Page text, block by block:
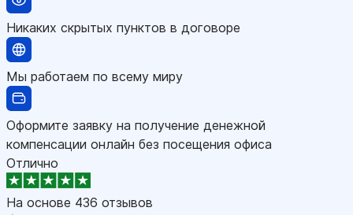
Никаких скрытых пунктов в договоре
Мы работаем по всему миру
Оформите заявку на получение денежной
компенсации онлайн без посещения офиса
Отлично
На основе 436 отзывов